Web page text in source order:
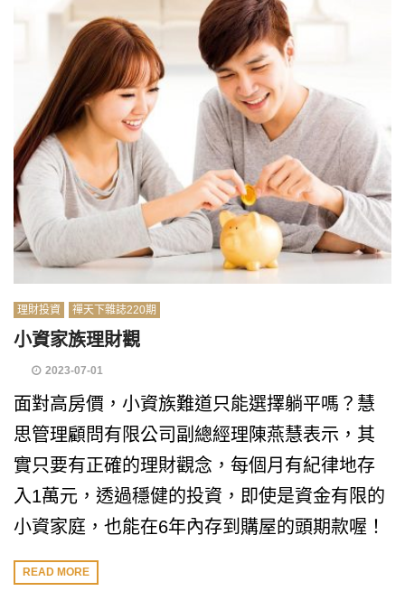
理財投資 禪天下雜誌220期
小資家族理財觀
2023-07-01
面對高房價，小資族難道只能選擇躺平嗎？慧
思管理顧問有限公司副總經理陳燕慧表示，其
實只要有正確的理財觀念，每個月有紀律地存
入1萬元，透過穩健的投資，即使是資金有限的
小資家庭，也能在6年內存到購屋的頭期款喔！
READ MORE